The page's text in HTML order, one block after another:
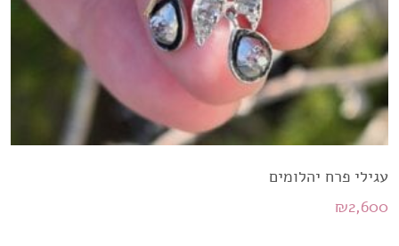
עגילי פרח יהלומים
₪2,600